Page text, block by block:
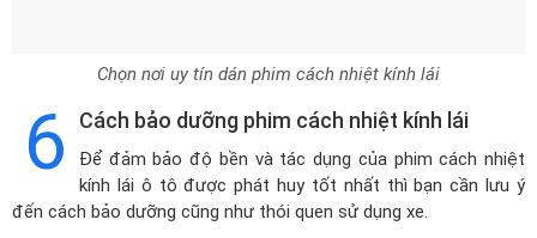
Chọn nơi uy tín dán phim cách nhiệt kính lái
6 Cách bảo dưỡng phim cách nhiệt kính lái
Để đảm bảo độ bền và tác dụng của phim cách nhiệt
kính lái ô tô được phát huy tốt nhất thì bạn cần lưu ý
đến cách bảo dưỡng cũng như thói quen sử dụng xe.